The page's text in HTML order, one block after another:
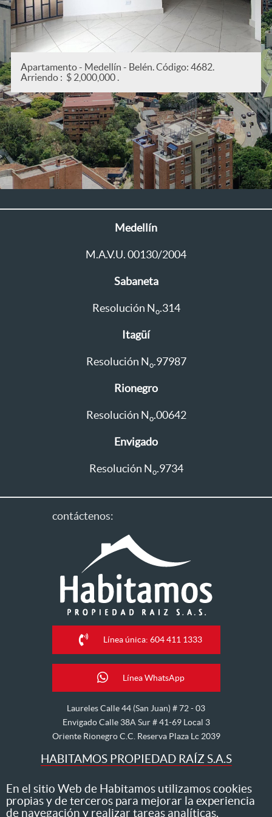
Apartamento - Medellín - San Joaquín. Código:
Arriendo : $ 2,200,000 .
Medellín
M.A.V.U. 00130/2004
Sabaneta
Resolución N o.314
Itagüí
Resolución N o.97987
Rionegro
Resolución N o.00642
Envigado
Resolución N o.9734
contáctenos:
Línea única: 604 411 1333
Línea WhatsApp
Laureles Calle 44 (San Juan) # 72 - 03
Envigado Calle 38A Sur # 41-69 Local 3
Oriente Rionegro C.C. Reserva Plaza Lc 2039
HABITAMOS PROPIEDAD RAÍZ S.A.S
Nos dedicamos al arriendo, venta, hipoteca, avalúo y
administración de inmuebles
En el sitio Web de Habitamos utilizamos cookies
propias y de terceros para mejorar la experiencia
de navegación y realizar tareas analíticas.